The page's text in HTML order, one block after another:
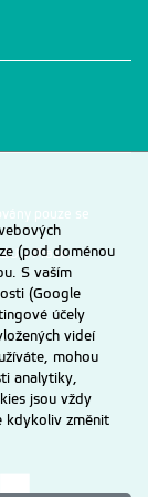
Horatiu
Journal
roč. 142
Jan;
Preferential
Grained Soil
Simulations.
13 (2023), s. 1-
z:
LinkedIn
pouze se
v Praze.
(pod doménou
S vaším
(Google
účely
videí
mohou
analytiky,
jsou vždy
kdykoliv změnit